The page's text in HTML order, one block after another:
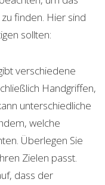
finden. Hier sind
sollten:
verschiedene
Handgriffen,
unterschiedliche
welche
Überlegen Sie
Zielen passt.
dass der